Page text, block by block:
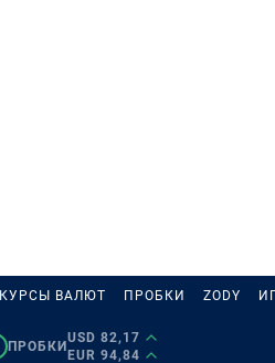
КУРСЫ ВАЛЮТ ПРОБКИ ZODY
ПРОБКИ
USD 82,17
EUR 94,84